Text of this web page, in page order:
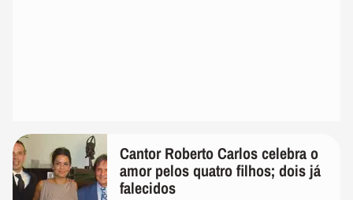
Cantor Roberto Carlos celebra o
amor pelos quatro filhos; dois já
falecidos